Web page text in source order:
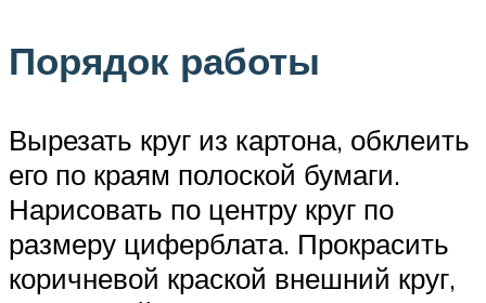
Порядок работы
Вырезать круг из картона, обклеить
его по краям полоской бумаги.
Нарисовать по центру круг по
размеру циферблата. Прокрасить
коричневой краской внешний круг,